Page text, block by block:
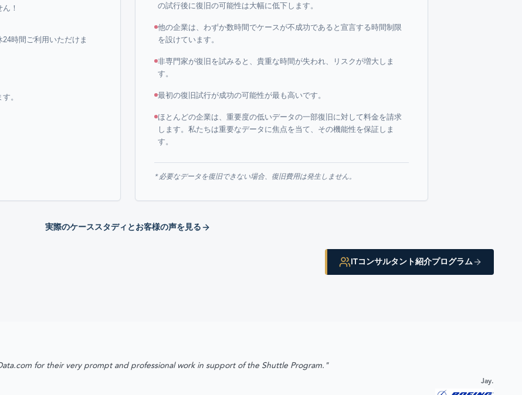
！
時間ご利用いただけま
。
の試行後に復旧の可能性は大幅に低下します。
他の企業は、わずか数時間でケースが不成功であると宣言する時間制限
を設けています。
非専門家が復旧を試みると、貴重な時間が失われ、リスクが増大しま
す。
最初の復旧試行が成功の可能性が最も高いです。
ほとんどの企業は、重要度の低いデータの一部復旧に対して料金を請求
します。私たちは重要なデータに焦点を当て、その機能性を保証しま
す。
* 必要なデータを復旧できない場合、復旧費用は発生しません。
実際のケーススタディとお客様の声を見る
ITコンサルタント紹介プログラム
for their very prompt and professional work in support of the Shuttle Program."
Jay.